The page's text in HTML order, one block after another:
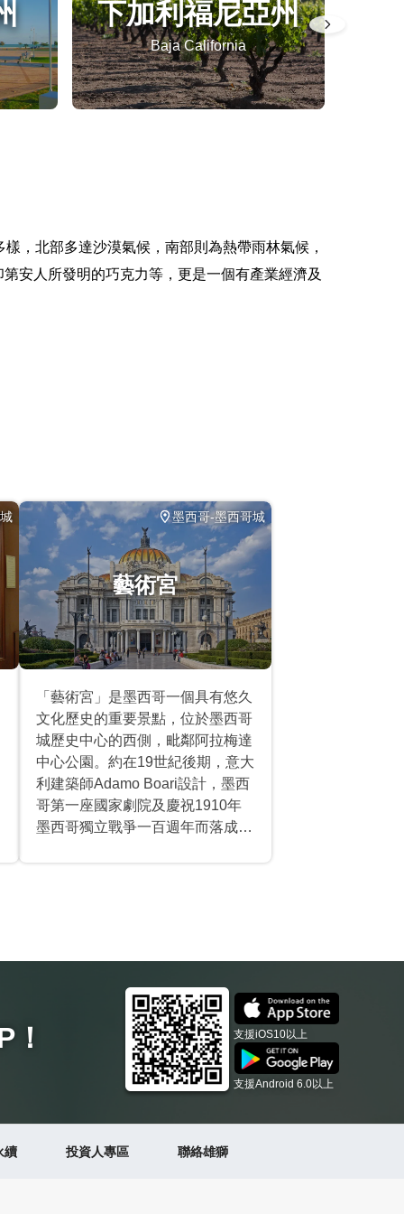
下加利福尼亞州
Baja California
，北部多達沙漠氣候，南部則為熱帶雨林氣候，
安人所發明的巧克力等，更是一個有產業經濟及
藝術宮
墨西哥-墨西哥城
「藝術宮」是墨西哥一個具有悠久
文化歷史的重要景點，位於墨西哥
城歷史中心的西側，毗鄰阿拉梅達
中心公園。約在19世紀後期，意大
利建築師Adamo Boari設計，墨西
哥第一座國家劇院及慶祝1910年
墨西哥獨立戰爭一百週年而落成的
等人的壁畫以及舉辦的眾多展覽和
戲劇表演而聞名，當中包括墨西哥
民俗芭蕾舞團等。藝術宮成為墨西
哥最重要的文化中心，也是墨西哥
第一家致力於展示沉思藝術品的藝
！ 支援iOS10以上
支援Android 6.0以上
續 投資人專區 聯絡雄獅